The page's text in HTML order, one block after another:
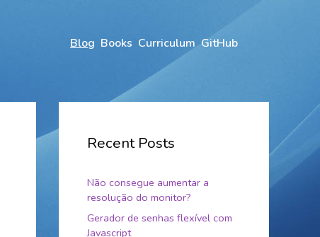
Blog Books Curriculum GitHub
Recent Posts
Não consegue aumentar a
resolução do monitor?
Gerador de senhas flexível com
Javascript